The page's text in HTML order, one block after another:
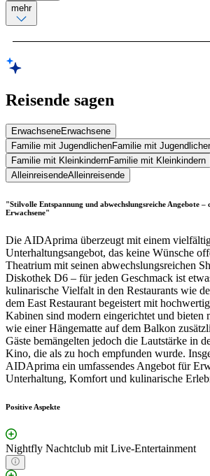
mehr
Reisende sagen
ErwachseneErwachsene
Familie mit JugendlichenFamilie mit
Familie mit KleinkindernFamilie mit Kleinkindern
AlleinreisendeAlleinreisende
"Stilvolle Entspannung und abwechslungsreiche Angebote
Erwachsene"
Die AIDAprima überzeugt mit einem
Unterhaltungsangebot, das keine Wünsche
Theatrium mit seinen abwechslungsreichen
Diskothek D6 – für jeden Geschmack ist
kulinarische Vielfalt in den Restaurants wie
dem East Restaurant begeistert mit
Kabinen sind modern eingerichtet und bieten
wie einer Hängematte auf dem Balkon
Gäste bemängelten jedoch die Lautstärke in
Kino, die als zu hoch empfunden wurde.
AIDAprima ein umfassendes Angebot für
Unterhaltung, Komfort und kulinarische
Positive Aspekte
Nightfly Nachtclub mit Live-Entertainment